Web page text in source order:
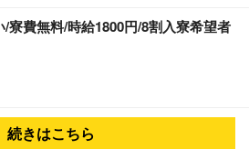
寮費無料/時給1800円/8割入寮希望者
続きはこちら